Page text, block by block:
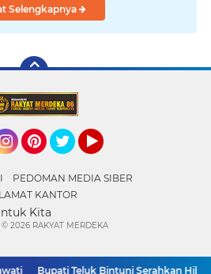
Selengkapnya
PEDOMAN MEDIA SIBER
KANTOR
Kita
Bupati Teluk Bintuni Serahkan Hibah
© 2026 RAKYAT MERDEKA